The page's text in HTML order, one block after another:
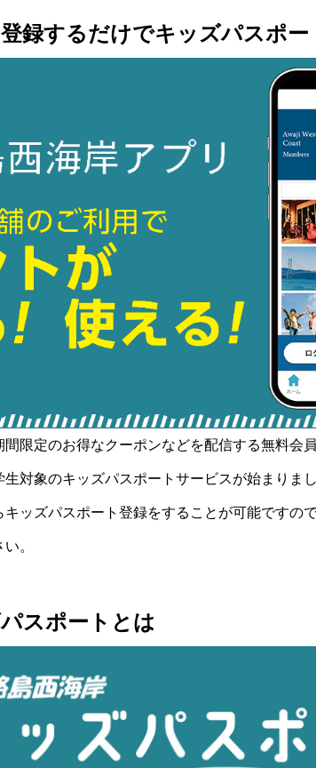
録するだけでキッズパスポー
限定のお得なクーポンなどを配信する無料会
対象のキッズパスポートサービスが始まりまし
ッズパスポート登録をすることが可能ですの
。
スポートとは